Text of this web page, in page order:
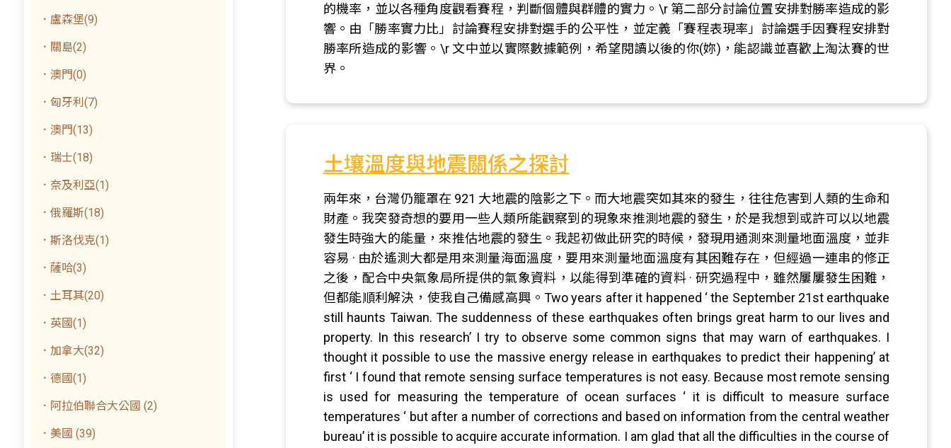
．盧森堡(9)
．關島(2)
．澳門(0)
．匈牙利(7)
．澳門(13)
．瑞士(18)
．奈及利亞(1)
．俄羅斯(18)
．斯洛伐克(1)
．薩哈(3)
．土耳其(20)
．英國(1)
．加拿大(32)
．德國(1)
．阿拉伯聯合大公國 (2)
．美國 (39)
的機率，並以各種角度觀看賽程，判斷個體與群體的實力。\r 第二部分討論位置安排對勝率造成的影
響。由「勝率實力比」討論賽程安排對選手的公平性，並定義「賽程表現率」討論選手因賽程安排對
勝率所造成的影響。\r 文中並以實際數據範例，希望閱讀以後的你(妳)，能認識並喜歡上淘汰賽的世
界。
土壤溫度與地震關係之探討
兩年來，台灣仍籠罩在 921 大地震的陰影之下。而大地震突如其來的發生，往往危害到人類的生命和
財產。我突發奇想的要用一些人類所能觀察到的現象來推測地震的發生，於是我想到或許可以以地震
發生時強大的能量，來推估地震的發生。我起初做此研究的時候，發現用通測來測量地面溫度，並非
容易 · 由於遙測大都是用來測量海面溫度，要用來測量地面溫度有其困難存在，但經過一連串的修正
之後，配合中央氣象局所提供的氣象資料，以能得到準確的資料 · 研究過程中，雖然屢屢發生困難，
但都能順利解決，使我自己備感高興。Two years after it happened ‘ the September 21st earthquake
still haunts Taiwan. The suddenness of these earthquakes often brings great harm to our lives and
property. In this research’ I try to observe some common signs that may warn of earthquakes. I
thought it possible to use the massive energy release in earthquakes to predict their happening’ at
first ‘ I found that remote sensing surface temperatures is not easy. Because most remote sensing
is used for measuring the temperature of ocean surfaces ‘ it is difficult to measure surface
temperatures ‘ but after a number of corrections and based on information from the central weather
bureau’ it is possible to acquire accurate information. I am glad that all the difficulties in the course of